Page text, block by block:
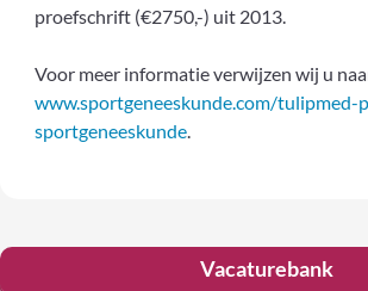
proefschrift (€2750,-) uit 2013.
Voor meer informatie verwijzen wij u
www.sportgeneeskunde.com/tulipmed-
sportgeneeskunde.
Vacaturebank